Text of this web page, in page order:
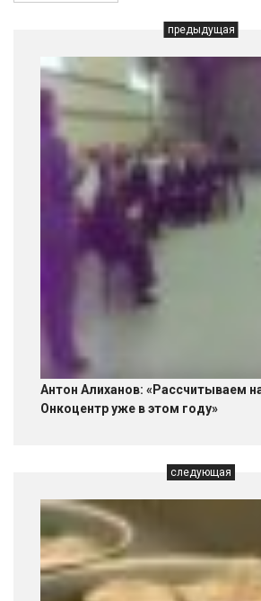
предыдущая
Антон Алиханов: «Рассчитываем
Онкоцентр уже в этом году»
следующая